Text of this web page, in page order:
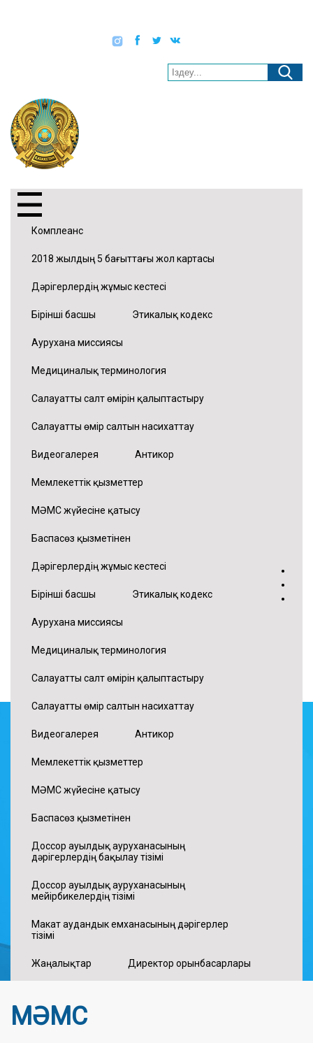
Комплеанс
2018 жылдың 5 бағыттағы жол картасы
Дәрігерлердің жұмыс кестесі
Бірінші басшы Этикалық кодекс
Аурухана миссиясы
Медициналық терминология
Салауатты салт өмірін қалыптастыру
Салауатты өмір салтын насихаттау
Видеогалерея Антикор
Мемлекеттік қызметтер
МӘМС жүйесіне қатысу
Баспасөз қызметінен
Дәрігерлердің жұмыс кестесі
Бірінші басшы Этикалық кодекс
Аурухана миссиясы
Медициналық терминология
Салауатты салт өмірін қалыптастыру
Салауатты өмір салтын насихаттау
Видеогалерея Антикор
Мемлекеттік қызметтер
МӘМС жүйесіне қатысу
Баспасөз қызметінен
Доссор ауылдық ауруханасының
дәрігерлердің бақылау тізімі
Доссор ауылдық ауруханасының
мейірбикелердің тізімі
Макат аудандык емханасының дәрігерлер
тізімі
Жаңалықтар Директор орынбасарлары
•
•
•
МӘМС